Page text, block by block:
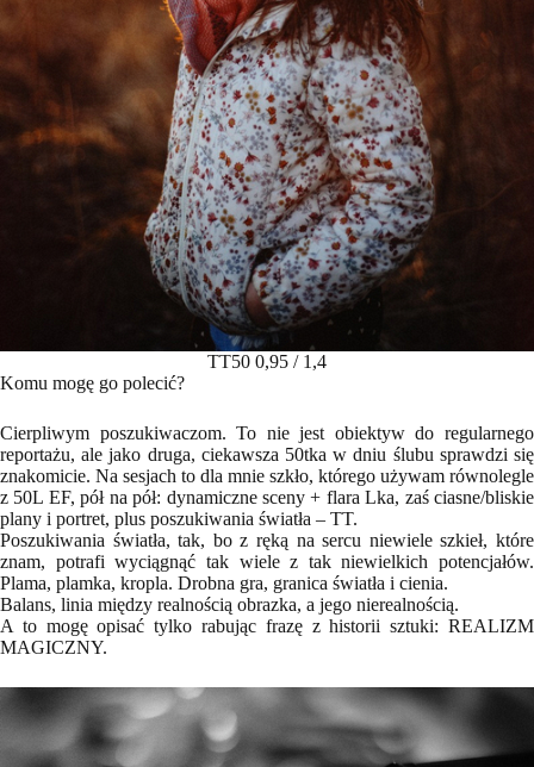
TT50 0,95 / 1,4
Komu mogę go polecić?
Cierpliwym poszukiwaczom. To nie jest obiektyw do regularnego
reportażu, ale jako druga, ciekawsza 50tka w dniu ślubu sprawdzi się
znakomicie. Na sesjach to dla mnie szkło, którego używam równolegle
z 50L EF, pół na pół: dynamiczne sceny + flara Lka, zaś ciasne/bliskie
plany i portret, plus poszukiwania światła – TT.
Poszukiwania światła, tak, bo z ręką na sercu niewiele szkieł, które
znam, potrafi wyciągnąć tak wiele z tak niewielkich potencjałów.
Plama, plamka, kropla. Drobna gra, granica światła i cienia.
Balans, linia między realnością obrazka, a jego nierealnością.
A to mogę opisać tylko rabując frazę z historii sztuki: REALIZM
MAGICZNY.